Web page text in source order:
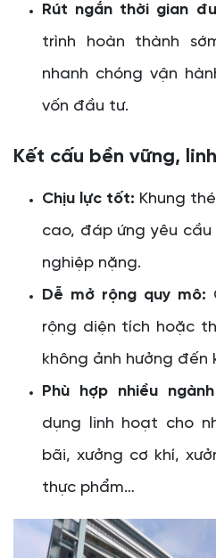
Rút ngắn thời gian
trình hoàn thành
nhanh chóng vận
vốn đầu tư.
Kết cấu bền vững,
Chịu lực tốt: Khung
cao, đáp ứng yêu
nghiệp nặng.
Dễ mở rộng quy mô:
rộng diện tích hoặc
không ảnh hưởng đến
Phù hợp nhiều
dụng linh hoạt cho
bãi, xưởng cơ khí,
thực phẩm…